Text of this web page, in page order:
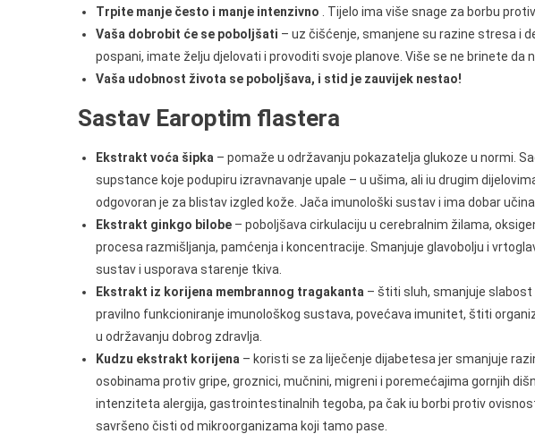
Trpite manje često i manje intenzivno . Tijelo ima više snage za borbu
Vaša dobrobit će se poboljšati – uz čišćenje, smanjene su razine stresa i
pospani, imate želju djelovati i provoditi svoje planove. Više se ne brinete da
Vaša udobnost života se poboljšava, i stid je zauvijek nestao!
Sastav Earoptim flastera
Ekstrakt voća šipka – pomaže u održavanju pokazatelja glukoze u normi.
supstance koje podupiru izravnavanje upale – u ušima, ali iu drugim
odgovoran je za blistav izgled kože. Jača imunološki sustav i ima dobar
Ekstrakt ginkgo bilobe – poboljšava cirkulaciju u cerebralnim žilama,
procesa razmišljanja, pamćenja i koncentracije. Smanjuje glavobolju i
sustav i usporava starenje tkiva.
Ekstrakt iz korijena membrannog tragakanta – štiti sluh, smanjuje slabost
pravilno funkcioniranje imunološkog sustava, povećava imunitet, štiti
u održavanju dobrog zdravlja.
Kudzu ekstrakt korijena – koristi se za liječenje dijabetesa jer smanjuje
osobinama protiv gripe, groznici, mučnini, migreni i poremećajima gornjih
intenziteta alergija, gastrointestinalnih tegoba, pa čak iu borbi protiv
savršeno čisti od mikroorganizama koji tamo pase.